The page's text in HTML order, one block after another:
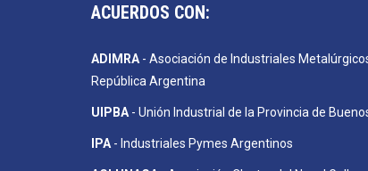
ACUERDOS CON:
ADIMRA - Asociación de Industriales
República Argentina
UIPBA - Unión Industrial de la Provincia de
IPA - Industriales Pymes Argentinos